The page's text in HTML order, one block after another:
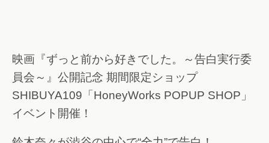
映画『ずっと前から好きでした。～告白実行委
員会～』公開記念 期間限定ショップ
SHIBUYA109「HoneyWorks POPUP SHOP」
イベント開催！